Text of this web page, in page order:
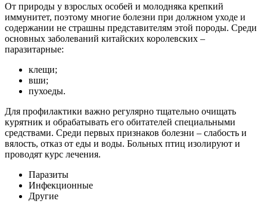
От природы у взрослых особей и молодняка крепкий
иммунитет, поэтому многие болезни при должном уходе и
содержании не страшны представителям этой породы. Среди
основных заболеваний китайских королевских –
паразитарные:
клещи;
вши;
пухоеды.
Для профилактики важно регулярно тщательно очищать
курятник и обрабатывать его обитателей специальными
средствами. Среди первых признаков болезни – слабость и
вялость, отказ от еды и воды. Больных птиц изолируют и
проводят курс лечения.
Паразиты
Инфекционные
Другие